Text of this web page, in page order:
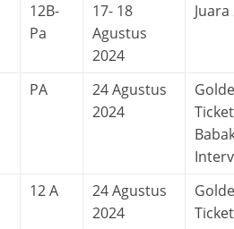
12B-
Pa
17- 18
Agustus
2024
Juara
PA
24 Agustus
2024
Ticket
12 A
24 Agustus
2024
Ticket